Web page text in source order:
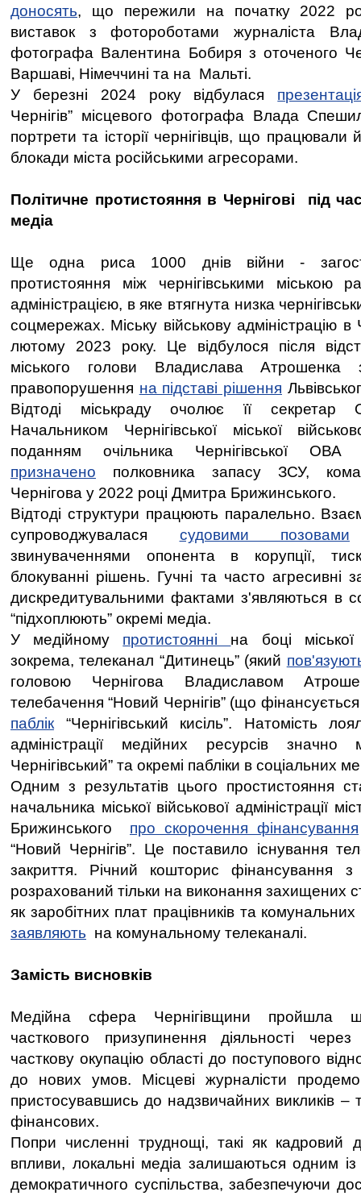
доносять, що пережили на початку 2022
виставок з фотороботами журналіста
фотографа Валентина Бобиря з оточеного
Варшаві, Німеччині та на Мальті.
У березні 2024 року відбулася
Чернігів” місцевого фотографа Влада
портрети та історії чернігівців, що
блокади міста російськими агресорами.
Політичне протистояння в Чернігові під
медіа
Ще одна риса 1000 днів війни -
протистояння між чернігівськими міською
адміністрацією, в яке втягнута низка
соцмережах. Міську військову адміністрацію в
лютому 2023 року. Це відбулося після
міського голови Владислава Атрошенка
правопорушення на підставі рішення
Відтоді міськраду очолює її секретар
Начальником Чернігівської міської
поданням очільника Чернігівської ОВА
призначено полковника запасу ЗСУ,
Чернігова у 2022 році Дмитра Брижинського.
Відтоді структури працюють паралельно.
супроводжувалася судовими позовами
звинуваченнями опонента в корупції,
блокуванні рішень. Гучні та часто агресивні
дискредитувальними фактами з'являються в
“підхоплюють” окремі медіа.
У медійному протистоянні на боці
зокрема, телеканал “Дитинець” (який
головою Чернігова Владиславом
телебачення “Новий Чернігів” (що
паблік “Чернігівський кисіль”. Натомість
адміністрації медійних ресурсів
Чернігівський” та окремі пабліки в соціальних
Одним з результатів цього простистояння
начальника міської військової адміністрації
Брижинського про скорочення фінансування
“Новий Чернігів”. Це поставило існування
закриття. Річний кошторис фінансування
розрахований тільки на виконання захищених
як заробітних плат працівників та
заявляють на комунальному телеканалі.
Замість висновків
Медійна сфера Чернігівщини пройшла
часткового призупинення діяльності
часткову окупацію області до поступового
до нових умов. Місцеві журналісти
пристосувавшись до надзвичайних викликів –
фінансових.
Попри численні труднощі, такі як кадровий
впливи, локальні медіа залишаються одним
демократичного суспільства, забезпечуючи